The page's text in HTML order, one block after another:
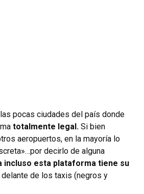
pocas ciudades del país donde
totalmente legal. Si bien
aeropuertos, en la mayoría lo
decirlo de alguna
incluso esta plataforma tiene su
delante de los taxis (negros y